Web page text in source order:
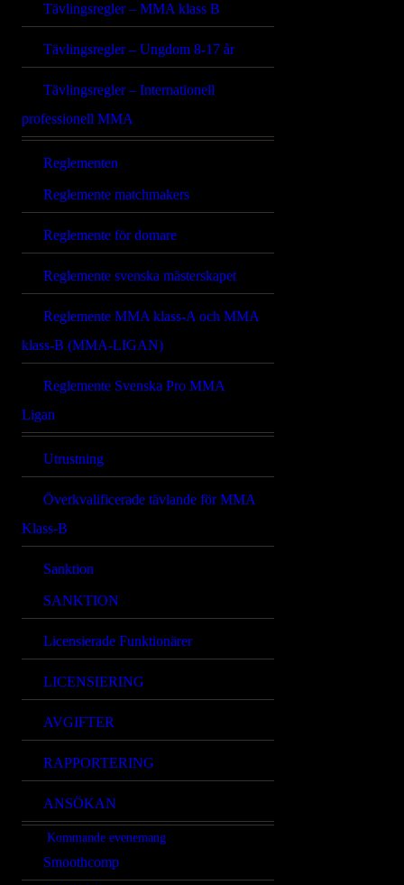
Tävlingsregler – MMA klass B
Tävlingsregler – Ungdom 8-17 år
Tävlingsregler – Internationell
professionell MMA
Reglementen
Reglemente matchmakers
Reglemente för domare
Reglemente svenska mästerskapet
Reglemente MMA klass-A och MMA
klass-B (MMA-LIGAN)
Reglemente Svenska Pro MMA
Ligan
Utrustning
Överkvalificerade tävlande för MMA
Klass-B
Sanktion
SANKTION
Licensierade Funktionärer
LICENSIERING
AVGIFTER
RAPPORTERING
ANSÖKAN
Kommande evenemang
Smoothcomp